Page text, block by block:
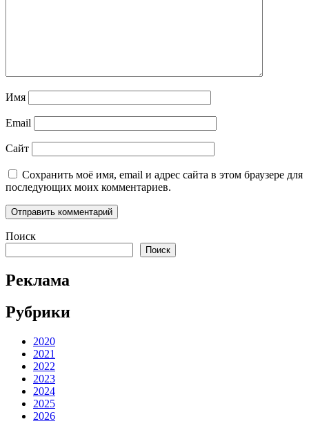
Имя
Email
Сайт
Сохранить моё имя, email и адрес сайта в этом браузере для
последующих моих комментариев.
Поиск
Поиск
Реклама
Рубрики
2020
2021
2022
2023
2024
2025
2026